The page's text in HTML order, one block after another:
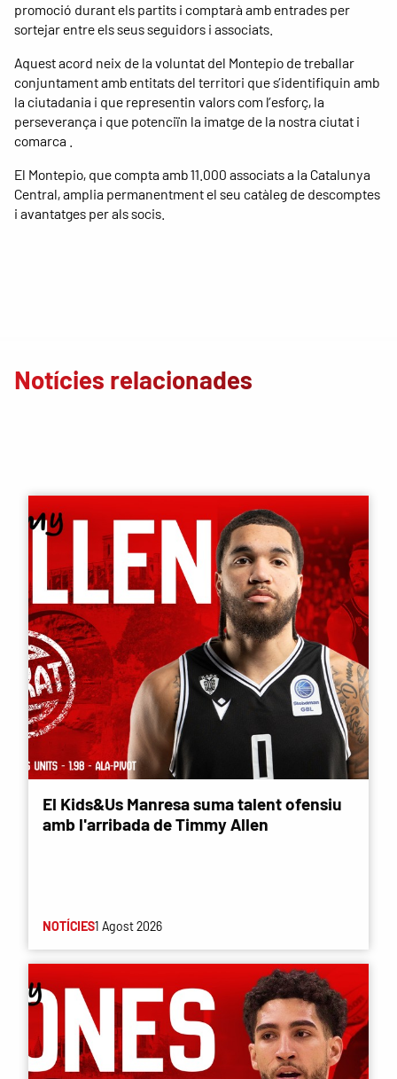
promoció durant els partits i comptarà amb entrades per
sortejar entre els seus seguidors i associats.
Aquest acord neix de la voluntat del Montepio de treballar
conjuntament amb entitats del territori que s’identifiquin amb
la ciutadania i que representin valors com l’esforç, la
perseverança i que potenciïn la imatge de la nostra ciutat i
comarca .
El Montepio, que compta amb 11.000 associats a la Catalunya
Central, amplia permanentment el seu catàleg de descomptes
i avantatges per als socis.
Notícies relacionades
El Kids&Us Manresa suma talent ofensiu
amb l'arribada de Timmy Allen
NOTÍCIES1 Agost 2026